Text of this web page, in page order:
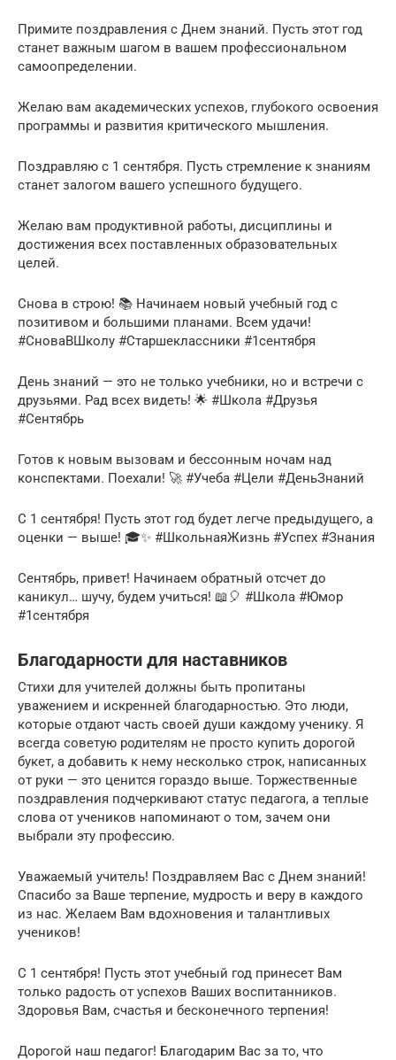
Примите поздравления с Днем знаний. Пусть этот год
станет важным шагом в вашем профессиональном
самоопределении.
Желаю вам академических успехов, глубокого освоения
программы и развития критического мышления.
Поздравляю с 1 сентября. Пусть стремление к знаниям
станет залогом вашего успешного будущего.
Желаю вам продуктивной работы, дисциплины и
достижения всех поставленных образовательных
целей.
Снова в строю! 📚 Начинаем новый учебный год с
позитивом и большими планами. Всем удачи!
#СноваВШколу #Старшеклассники #1сентября
День знаний — это не только учебники, но и встречи с
друзьями. Рад всех видеть! 🌟 #Школа #Друзья
#Сентябрь
Готов к новым вызовам и бессонным ночам над
конспектами. Поехали! 🚀 #Учеба #Цели #ДеньЗнаний
С 1 сентября! Пусть этот год будет легче предыдущего, а
оценки — выше! 🎓✨ #ШкольнаяЖизнь #Успех #Знания
Сентябрь, привет! Начинаем обратный отсчет до
каникул… шучу, будем учиться! 📖🎈 #Школа #Юмор
#1сентября
Благодарности для наставников
Стихи для учителей должны быть пропитаны
уважением и искренней благодарностью. Это люди,
которые отдают часть своей души каждому ученику. Я
всегда советую родителям не просто купить дорогой
букет, а добавить к нему несколько строк, написанных
от руки — это ценится гораздо выше. Торжественные
поздравления подчеркивают статус педагога, а теплые
слова от учеников напоминают о том, зачем они
выбрали эту профессию.
Уважаемый учитель! Поздравляем Вас с Днем знаний!
Спасибо за Ваше терпение, мудрость и веру в каждого
из нас. Желаем Вам вдохновения и талантливых
учеников!
С 1 сентября! Пусть этот учебный год принесет Вам
только радость от успехов Ваших воспитанников.
Здоровья Вам, счастья и бесконечного терпения!
Дорогой наш педагог! Благодарим Вас за то, что